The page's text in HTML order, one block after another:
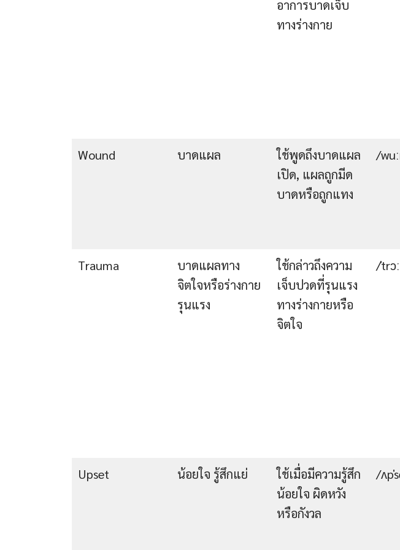
อาการบาดเจ็บ
ทางร่างกาย
Wound
บาดแผล
ใช้พูดถึงบาดแผล
เปิด, แผลถูกมีด
บาดหรือถูกแทง
/
Trauma
บาดแผลทาง
จิตใจหรือร่างกาย
รุนแรง
ใช้กล่าวถึงความ
เจ็บปวดที่รุนแรง
ทางร่างกายหรือ
จิตใจ
/
Upset
น้อยใจ รู้สึกแย่
ใช้เมื่อมีความรู้สึก
น้อยใจ ผิดหวัง
หรือกังวล
/